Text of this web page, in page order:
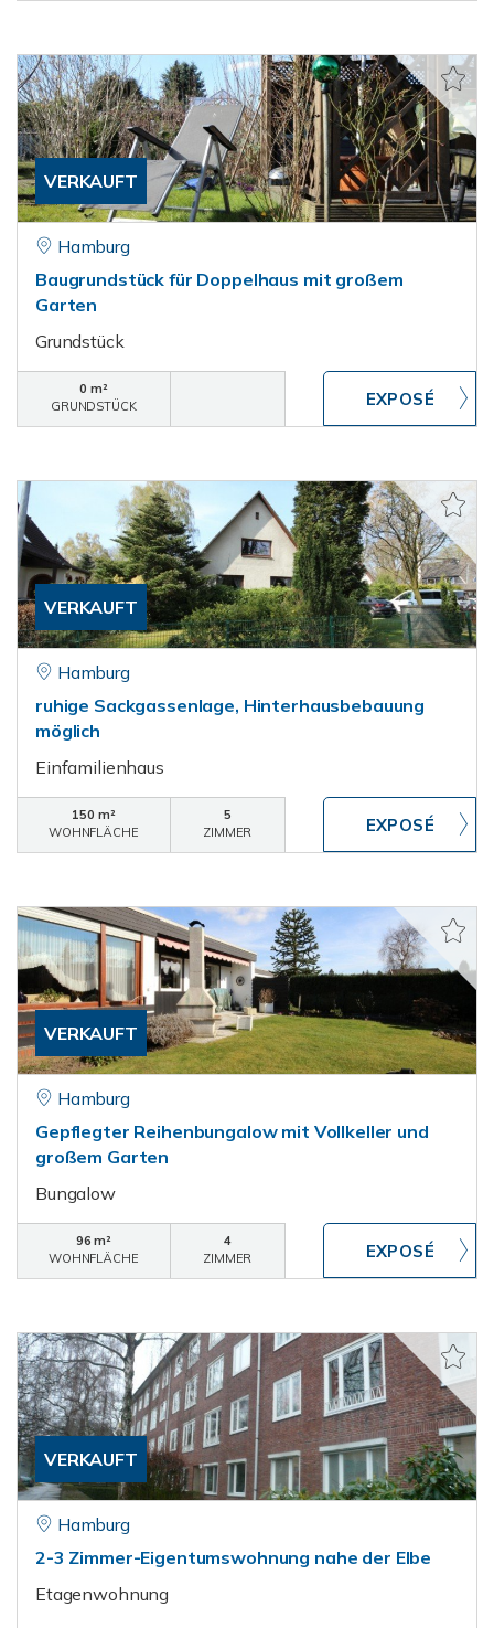
VERKAUFT
Hamburg
Baugrundstück für Doppelhaus mit großem
Garten
Grundstück
0 m²
GRUNDSTÜCK
VERKAUFT
Hamburg
ruhige Sackgassenlage, Hinterhausbebauung
möglich
Einfamilienhaus
150 m²
WOHNFLÄCHE
5
ZIMMER
VERKAUFT
Hamburg
Gepflegter Reihenbungalow mit Vollkeller und
großem Garten
Bungalow
96 m²
WOHNFLÄCHE
4
ZIMMER
VERKAUFT
Hamburg
2-3 Zimmer-Eigentumswohnung nahe der Elbe
Etagenwohnung